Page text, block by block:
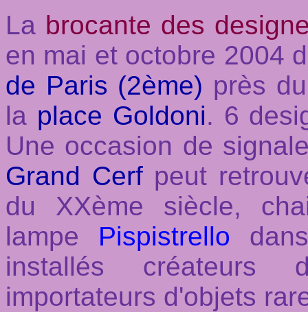
La brocante des
en mai et octobre 2004
de Paris (2ème) près
la place Goldoni. 6
Une occasion de
Grand Cerfpeut
du XXème siècle,
lampe Pispistrello
installés créateurs
importateurs d'objets